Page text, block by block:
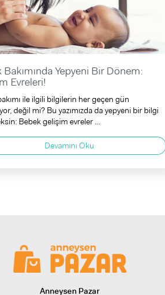
Bakımında Yepyeni Bir Dönem:
Evreleri!
ile ilgili bilgilerin her geçen gün
değil mi? Bu yazımızda da yepyeni bir bilgi
Bebek gelişim evreler ...
Devamını Oku
Anneysen Pazar